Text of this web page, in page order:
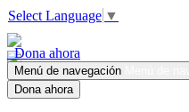
Select Language ▼
Dona ahora
Menú de navegación
Dona ahora